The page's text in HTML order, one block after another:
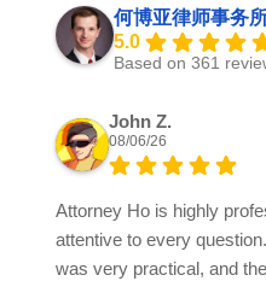
何博亚律师事务
5.0
Based on 361
John Z.
08/06/26
Attorney Ho is highly
attentive to every
was very practical, and